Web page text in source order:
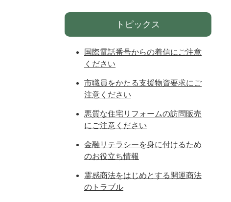
トピックス
国際電話番号からの着信にご注意
ください
市職員をかたる支援物資要求にご
注意ください
悪質な住宅リフォームの訪問販売
にご注意ください
金融リテラシーを身に付けるため
のお役立ち情報
霊感商法をはじめとする開運商法
のトラブル